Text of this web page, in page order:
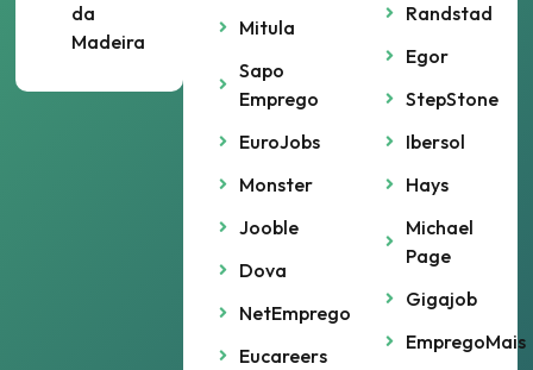
da
Madeira
Mitula
Sapo
Emprego
EuroJobs
Monster
Jooble
Dova
NetEmpregos
Eucareers
Randstad
Egor
StepStone
Ibersol
Hays
Michael
Page
Gigajob
EmpregoMais